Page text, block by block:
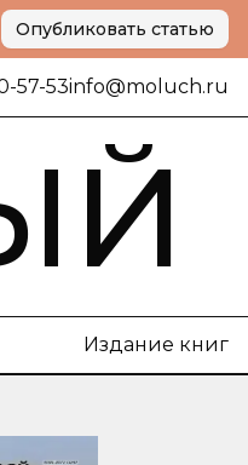
Опубликовать статью
57-53info@moluch.ru
Издание книг